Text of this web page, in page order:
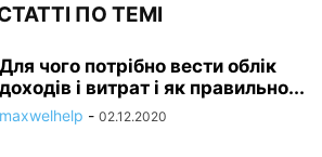
ПО ТЕМІ
Для чого потрібно вести облік
доходів і витрат і як правильно...
maxwelhelp - 02.12.2020